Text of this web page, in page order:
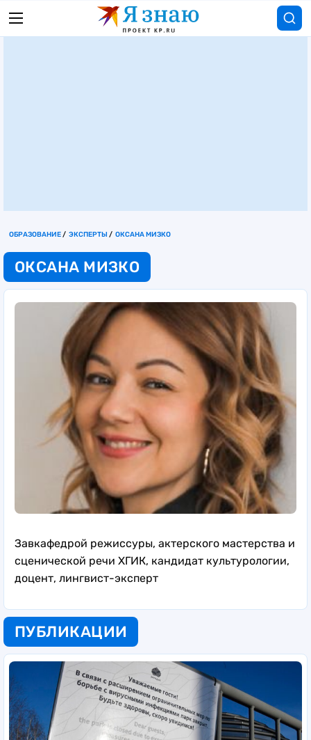
ОБРАЗОВАНИЕ ЭКСПЕРТЫ ОКСАНА МИЗКО
ОКСАНА МИЗКО
Завкафедрой режиссуры, актерского мастерства и
сценической речи ХГИК, кандидат культурологии,
доцент, лингвист-эксперт
ПУБЛИКАЦИИ